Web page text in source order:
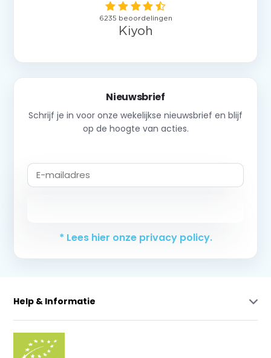
Nieuwsbrief
Schrijf je in voor onze wekelijkse nieuwsbrief en blijf
op de hoogte van acties.
* Lees hier onze privacy policy.
Help & Informatie